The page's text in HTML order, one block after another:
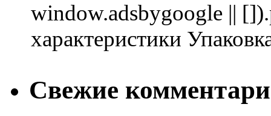
window.adsbygoogle ||
характеристики
Свежие